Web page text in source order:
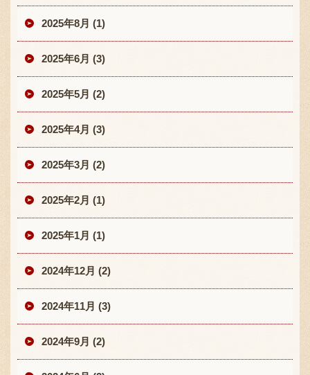
2025年8月 (1)
2025年6月 (3)
2025年5月 (2)
2025年4月 (3)
2025年3月 (2)
2025年2月 (1)
2025年1月 (1)
2024年12月 (2)
2024年11月 (3)
2024年9月 (2)